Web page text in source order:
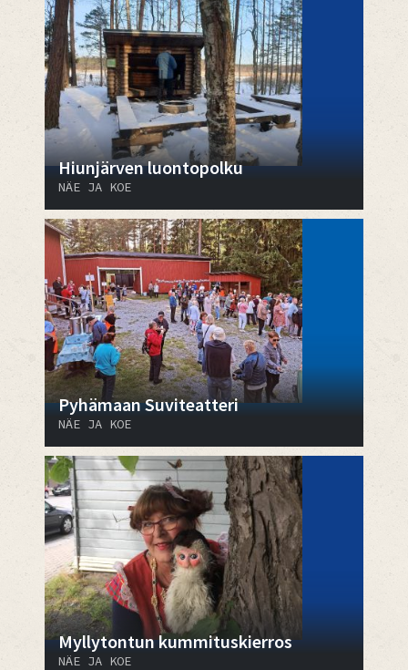
Hiunjärven luontopolku
NÄE JA KOE
Pyhämaan Suviteatteri
NÄE JA KOE
Myllytontun kummituskierros
NÄE JA KOE